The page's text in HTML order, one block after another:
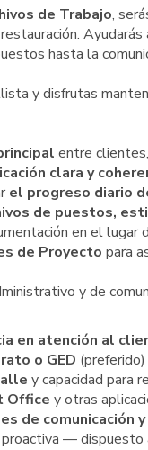
de Trabajo,
hasta la
y disfrutas
entre
clara y
el progreso diario
de puestos,
en el lugar
de Proyecto para
y de
en atención al
o GED (preferido)
y capacidad para
Office y otras
de comunicación
— dispuesto